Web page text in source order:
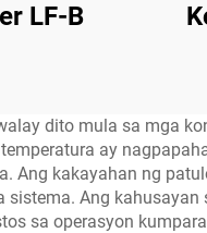
LF-B
dito mula sa mga
ay
Ang kakayahan ng
Ang kahusayan
sa operasyon